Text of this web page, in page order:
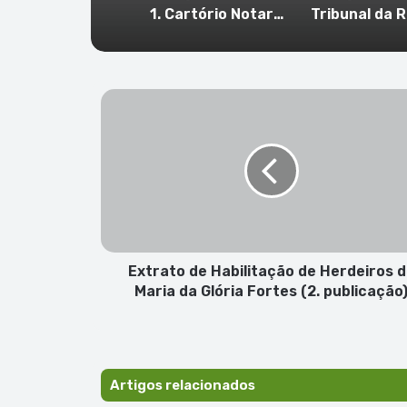
1. Cartório Notarial de São Vicente – Habilitação de Herdeiros de Manuel Delgado Évora (1. pub)
Extrato
Glória
FortesExtrato de Habilitação de Herdeiros
Maria da Glória Fortes (2. publicação)
Artigos relacionados